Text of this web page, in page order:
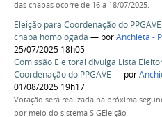
das chapas ocorre de 16 a 18/07/2025.
Eleição para Coordenação do
chapa homologada — porAnchieta -
25/07/2025 18h05
Comissão Eleitoral divulga Lista
Coordenação do PPGAVE — por
01/08/2025 19h17
Votação será realizada na próxima
por meio do sistema SIGEleição